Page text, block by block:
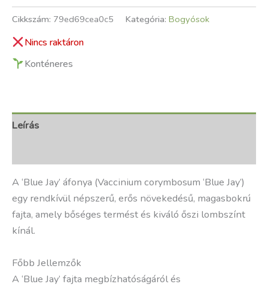
Cikkszám: 79ed69cea0c5 Kategória: Bogyósok
Nincs raktáron
Konténeres
Leírás
A ‘Blue Jay’ áfonya (Vaccinium corymbosum ‘Blue Jay’)
egy rendkívül népszerű, erős növekedésű, magasbokrú
fajta, amely bőséges termést és kiváló őszi lombszínt
kínál.
Főbb Jellemzők
A ‘Blue Jay’ fajta megbízhatóságáról és